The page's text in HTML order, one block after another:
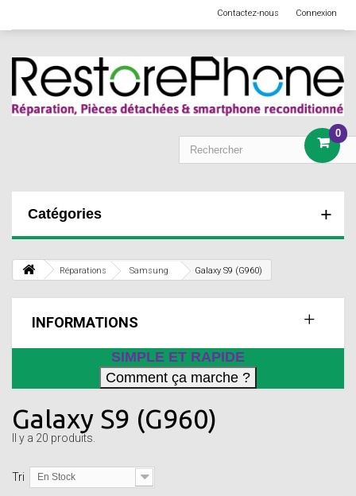
Connexion
Contactez-nous
0
Catégories
Réparations Samsung Galaxy S9 (G960)
INFORMATIONS
SIMPLE ET RAPIDE
Galaxy S9 (G960)
Il y a 20 produits.
Tri En Stock